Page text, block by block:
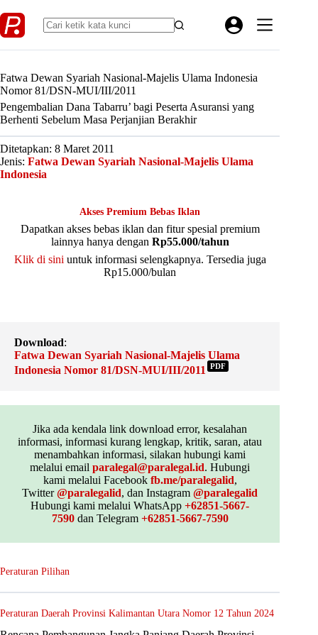
to
content
Fatwa Dewan Syariah Nasional-Majelis Ulama Indonesia
Nomor 81/DSN-MUI/III/2011
Pengembalian Dana Tabarru’ bagi Peserta Asuransi yang
Berhenti Sebelum Masa Perjanjian Berakhir
Ditetapkan: 8 Maret 2011
Jenis: Fatwa Dewan Syariah Nasional-Majelis Ulama
Indonesia
Akses Premium Bebas Iklan
Dapatkan akses bebas iklan dan fitur spesial premium
lainnya hanya dengan Rp55.000/tahun
Klik di sini untuk informasi selengkapnya. Tersedia juga
Rp15.000/bulan
Download:
Fatwa Dewan Syariah Nasional-Majelis Ulama
Indonesia Nomor 81/DSN-MUI/III/2011
PDF
Jika ada kendala link download error, kesalahan
informasi, informasi kurang lengkap, kritik, saran, atau
menambahkan informasi, silakan hubungi kami
melalui emailparalegal@paralegal.id. Hubungi
kami melalui Facebook fb.me/paralegalid,
Twitter@paralegalid, dan Instagram@paralegalid
Hubungi kami melalui WhatsApp+62851-5667-
7590dan Telegram +62851-5667-7590
Peraturan Pilihan
Peraturan Daerah Provinsi Kalimantan Utara Nomor 12 Tahun 2024